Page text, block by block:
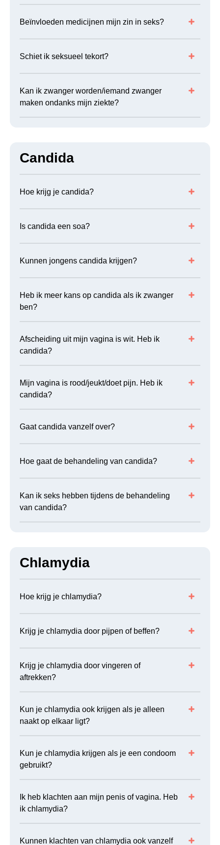
Beïnvloeden medicijnen mijn zin in seks?
Schiet ik seksueel tekort?
Kan ik zwanger worden/iemand zwanger
maken ondanks mijn ziekte?
Candida
Hoe krijg je candida?
Is candida een soa?
Kunnen jongens candida krijgen?
Heb ik meer kans op candida als ik zwanger
ben?
Afscheiding uit mijn vagina is wit. Heb ik
candida?
Mijn vagina is rood/jeukt/doet pijn. Heb ik
candida?
Gaat candida vanzelf over?
Hoe gaat de behandeling van candida?
Kan ik seks hebben tijdens de behandeling
van candida?
Chlamydia
Hoe krijg je chlamydia?
Krijg je chlamydia door pijpen of beffen?
Krijg je chlamydia door vingeren of
aftrekken?
Kun je chlamydia ook krijgen als je alleen
naakt op elkaar ligt?
Kun je chlamydia krijgen als je een condoom
gebruikt?
Ik heb klachten aan mijn penis of vagina. Heb
ik chlamydia?
Kunnen klachten van chlamydia ook vanzelf